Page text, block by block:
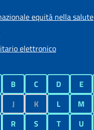
equità nella salute
elettronico
B C D E
J K L M
R S T U